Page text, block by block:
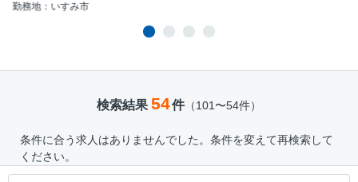
勤務地：いすみ市
検索結果 54件（101〜54件）
条件に合う求人はありませんでした。条件を変えて再検索して
ください。